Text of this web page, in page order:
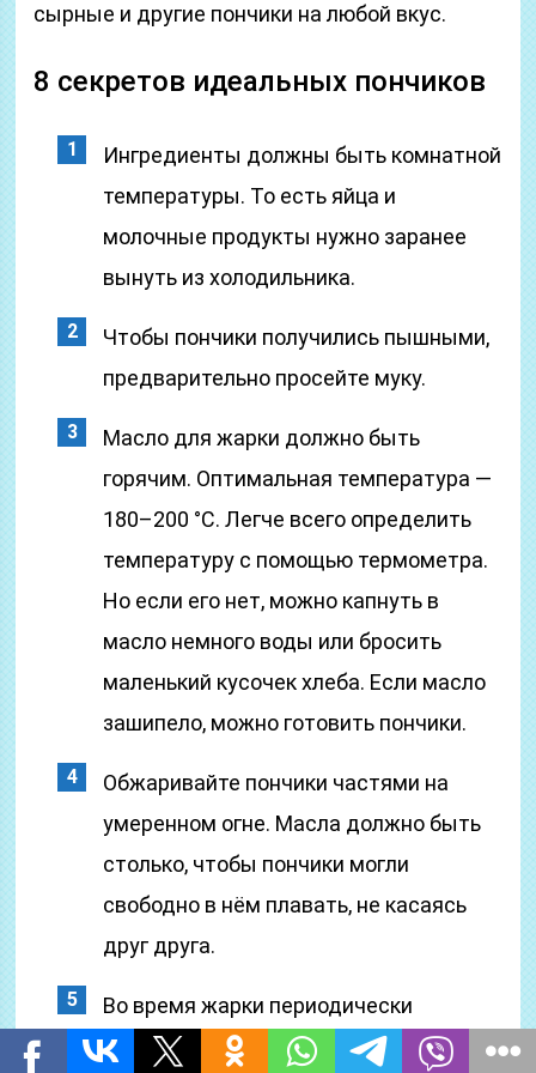
сырные и другие пончики на любой вкус.
8 секретов идеальных пончиков
Ингредиенты должны быть комнатной
температуры. То есть яйца и
молочные продукты нужно заранее
вынуть из холодильника.
Чтобы пончики получились пышными,
предварительно просейте муку.
Масло для жарки должно быть
горячим. Оптимальная температура —
180–200 °C. Легче всего определить
температуру с помощью термометра.
Но если его нет, можно капнуть в
масло немного воды или бросить
маленький кусочек хлеба. Если масло
зашипело, можно готовить пончики.
Обжаривайте пончики частями на
умеренном огне. Масла должно быть
столько, чтобы пончики могли
свободно в нём плавать, не касаясь
друг друга.
Во время жарки периодически
переворачивайте пончики, чтобы они